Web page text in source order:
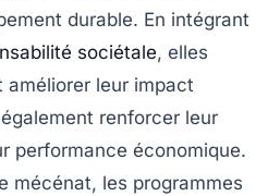
durable. En intégrant
sociétale, elles
améliorer leur impact
renforcer leur
performance économique.
mécénat, les programmes